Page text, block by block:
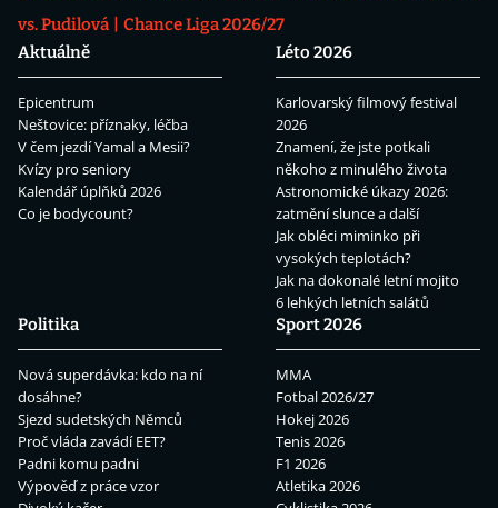
vs. Pudilová
Chance Liga 2026/27
Aktuálně
Epicentrum
Neštovice: příznaky, léčba
V čem jezdí Yamal a Mesii?
Kvízy pro seniory
Kalendář úplňků 2026
Co je bodycount?
Léto 2026
Karlovarský filmový festival
2026
Znamení, že jste potkali
někoho z minulého života
Astronomické úkazy 2026:
zatmění slunce a další
Jak obléci miminko při
vysokých teplotách?
Jak na dokonalé letní mojito
6 lehkých letních salátů
Politika
Nová superdávka: kdo na ní
dosáhne?
Sjezd sudetských Němců
Proč vláda zavádí EET?
Padni komu padni
Výpověď z práce vzor
Sport 2026
MMA
Fotbal 2026/27
Hokej 2026
Tenis 2026
F1 2026
Atletika 2026